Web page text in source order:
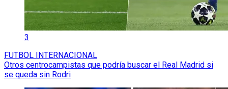
3
FUTBOL INTERNACIONAL
Otros centrocampistas que podría buscar el Real Madrid si
se queda sin Rodri